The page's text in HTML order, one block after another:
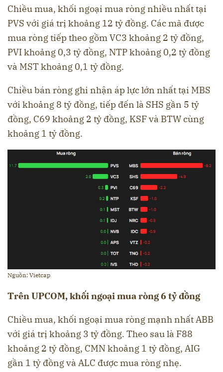
Chiều mua, khối ngoại mua ròng nhiều nhất tại
PVS với giá trị khoảng 12 tỷ đồng. Các mã được
mua ròng tiếp theo gồm VC3 khoảng 2 tỷ đồng,
PVI khoảng 0,3 tỷ đồng, NTP khoảng 0,2 tỷ đồng
và MST khoảng 0,1 tỷ đồng.
Chiều bán ròng ghi nhận áp lực lớn nhất tại MBS
với khoảng 8 tỷ đồng, tiếp đến là SHS gần 5 tỷ
đồng, C69 khoảng 2 tỷ đồng, KSF và BTW cùng
khoảng 1 tỷ đồng.
Nguồn: Vietcap
Trên UPCOM, khối ngoại mua ròng 6 tỷ đồng
Chiều mua, khối ngoại mua ròng mạnh nhất ABB
với giá trị khoảng 3 tỷ đồng. Theo sau là F88
khoảng 2 tỷ đồng, CMN khoảng 1 tỷ đồng, AIG
gần 1 tỷ đồng và ALC được mua ròng nhẹ.